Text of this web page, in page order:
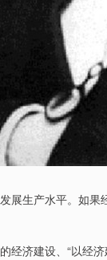
展生产水平。如果
经济建设、“以经